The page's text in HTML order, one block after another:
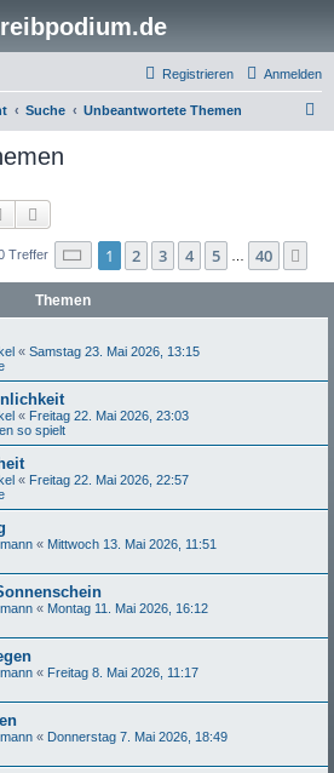
Anmelden
Registrieren
Suche Unbeantwortete Themen
Suche
Treffer Seite 1von 40
1 2 3 4 5 40
Themen
« Samstag 23. Mai 2026, 13:15
« Freitag 22. Mai 2026, 23:03
so spielt
« Freitag 22. Mai 2026, 22:57
« Mittwoch 13. Mai 2026, 11:51
« Montag 11. Mai 2026, 16:12
« Freitag 8. Mai 2026, 11:17
« Donnerstag 7. Mai 2026, 18:49